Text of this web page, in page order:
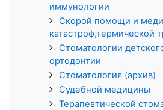
иммунологии
Скорой помощи и
катастроф,термической
Стоматологии
ортодонтии
Стоматология (архив)
Судебной медицины
Терапевтической